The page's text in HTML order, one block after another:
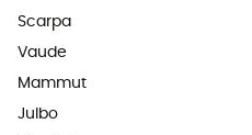
Scarpa
Vaude
Mammut
Julbo